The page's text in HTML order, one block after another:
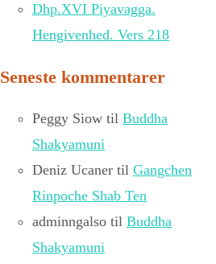
Dhp.XVI Piyavagga.
Hengivenhed. Vers 218
Seneste kommentarer
Peggy Siow til Buddha
Shakyamuni
Deniz Ucaner til Gangchen
Rinpoche Shab Ten
adminngalso til Buddha
Shakyamuni